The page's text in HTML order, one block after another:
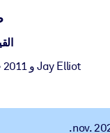
Jay Elliot و2011